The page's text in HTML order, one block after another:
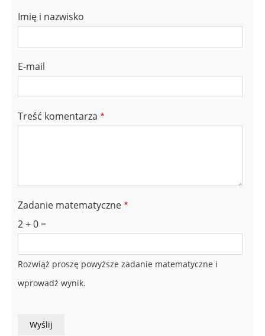
Imię i nazwisko
E-mail
Treść komentarza
Zadanie matematyczne
2 + 0 =
Rozwiąż proszę powyższe zadanie matematyczne i
wprowadź wynik.